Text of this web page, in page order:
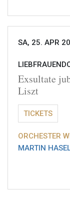
SA, 25. APR
Exsultate
Liszt
TICKETS
ORCHESTER
MARTIN